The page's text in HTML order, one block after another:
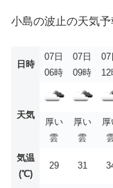
小島の波止の天気予
日時
07日
06時
07日
09時
07
12
天気
厚い
雲
厚い
雲
厚
気温
(℃)
29 31